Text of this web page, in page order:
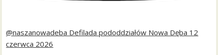
@naszanowadeba Defilada pododdziałów Nowa Dęba 12
czerwca 2026